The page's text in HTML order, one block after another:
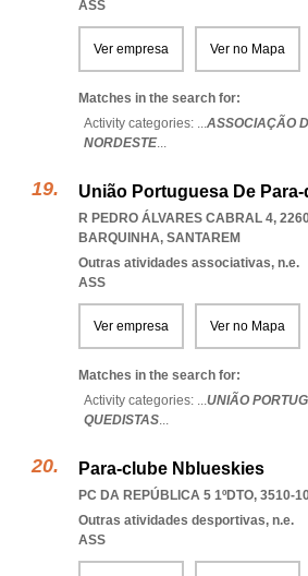
ASS
Ver empresa Ver no Mapa
Matches in the search for:
Activity categories: ...ASSOCIAÇÃO
NORDESTE...
União Portuguesa De
R PEDRO ÁLVARES CABRAL 4,
BARQUINHA, SANTAREM
Outras atividades associativas, n.e.
ASS
Ver empresa Ver no Mapa
Matches in the search for:
Activity categories: ...UNIÃO
QUEDISTAS...
Para-clube Nblueskies
PC DA REPÚBLICA 5 1ºDTO, 3510-
Outras atividades desportivas, n.e.
ASS